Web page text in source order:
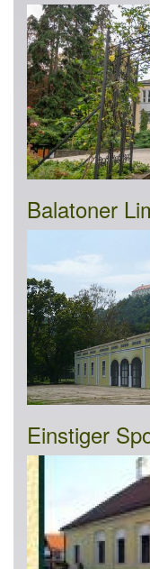
Balatoner
Einstiger